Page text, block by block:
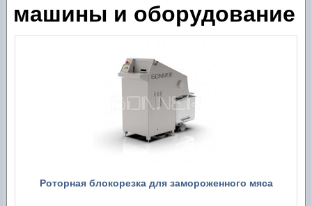
Аксессуары для гигиены
Шприцы
машины и оборудование
Роторная блокорезка для замороженного мяса